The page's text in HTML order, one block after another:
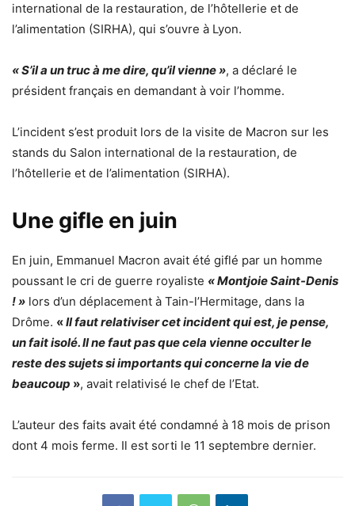
international de la restauration, de l’hôtellerie et de
l’alimentation (SIRHA), qui s’ouvre à Lyon.
« S’il a un truc à me dire, qu’il vienne », a déclaré le
président français en demandant à voir l’homme.
L’incident s’est produit lors de la visite de Macron sur les
stands du Salon international de la restauration, de
l’hôtellerie et de l’alimentation (SIRHA).
Une gifle en juin
En juin, Emmanuel Macron avait été giflé par un homme
poussant le cri de guerre royaliste « Montjoie Saint-Denis
! » lors d’un déplacement à Tain-l’Hermitage, dans la
Drôme. «Il faut relativiser cet incident qui est, je pense,
un fait isolé. Il ne faut pas que cela vienne occulter le
reste des sujets si importants qui concerne la vie de
beaucoup », avait relativisé le chef de l’Etat.
L’auteur des faits avait été condamné à 18 mois de prison
dont 4 mois ferme. Il est sorti le 11 septembre dernier.